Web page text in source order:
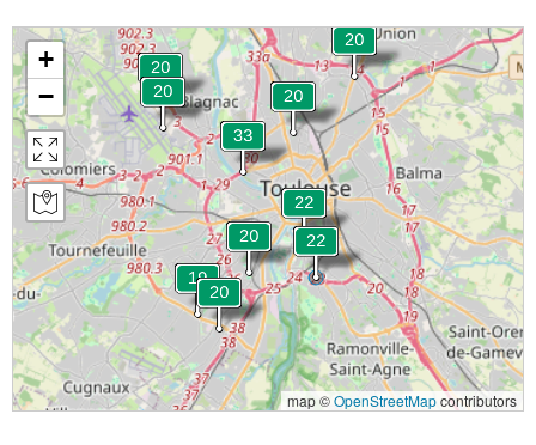
+
−
map ©OpenStreetMapcontributors